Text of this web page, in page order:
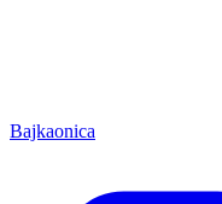
Bajkaonica